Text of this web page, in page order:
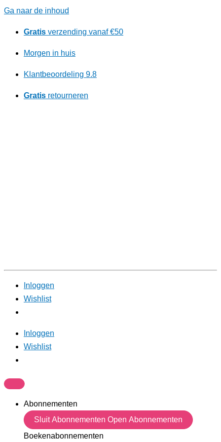
Ga naar de inhoud
Gratis verzending vanaf €50
Morgen in huis
Klantbeoordeling 9.8
Gratis retourneren
Inloggen
Wishlist
Inloggen
Wishlist
Abonnementen
Sluit Abonnementen Open Abonnementen
Boekenabonnementen